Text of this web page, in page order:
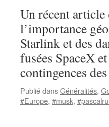
Un récent article
l’importance
Starlink et des
fusées SpaceX
contingences
Publié dansGénéralités,
#Europe, #musk,